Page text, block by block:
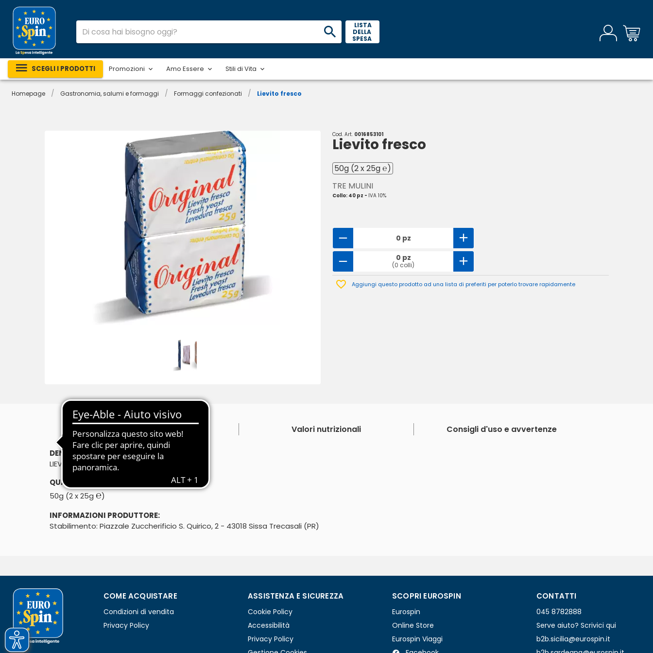
LISTA
DELLA
SPESA
SCEGLI I PRODOTTI Promozioni Amo Essere Stili di Vita
Homepage / Gastronomia, salumi e formaggi / Formaggi confezionati / Lievito fresco
Cod. Art. 0016853101
Lievito fresco
50g (2 x 25g ℮)
TRE MULINI
Collo: 40 pz - IVA 10%
0 pz
0 pz
(0 colli)
Aggiungi questo prodotto ad una lista di preferiti per poterlo trovare rapidamente
Descrizione Valori nutrizionali Consigli d'uso e avvertenze
DENOMINAZIONE DI VENDITA:
LIEVITO FRESCO
QUANTITÀ:
50g (2 x 25g ℮)
INFORMAZIONI PRODUTTORE:
Stabilimento: Piazzale Zuccherificio S. Quirico, 2 - 43018 Sissa Trecasali (PR)
COME ACQUISTARE
Condizioni di vendita
Privacy Policy
ASSISTENZA E SICUREZZA
Cookie Policy
Accessibilità
Privacy Policy
SCOPRI EUROSPIN
Eurospin
Online Store
Eurospin Viaggi
CONTATTI
045 8782888
Serve aiuto? Scrivici qui
b2b.sicilia@eurospin.it